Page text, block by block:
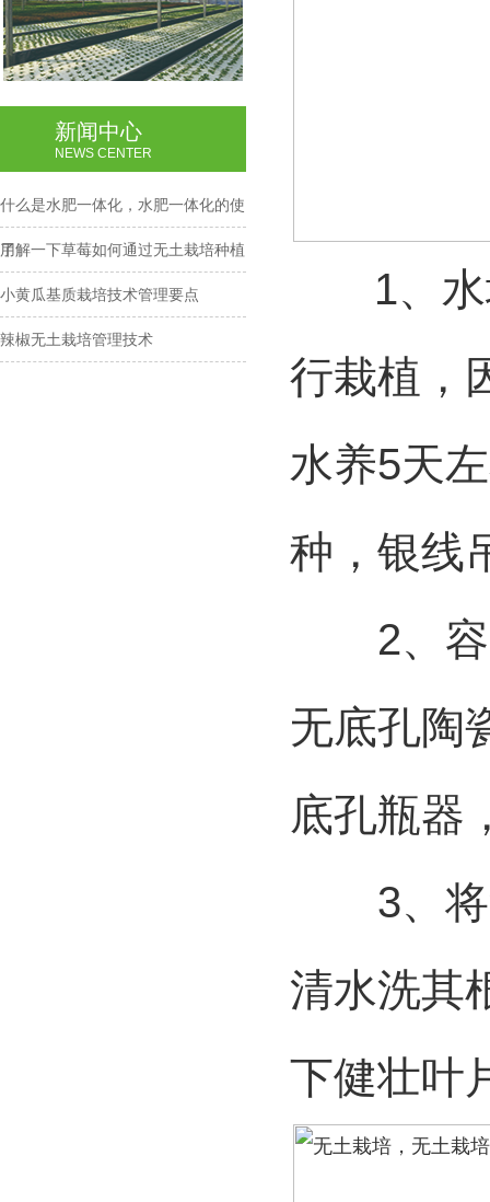
新闻中心
NEWS CENTER
什么是水肥一体化，水肥一体化的使
用
了解一下草莓如何通过无土栽培种植
小黄瓜基质栽培技术管理要点
辣椒无土栽培管理技术
1、水培
行栽植，
水养5天
种，银线
2、容
无底孔陶
底孔瓶器
3、将
清水洗其
下健壮叶